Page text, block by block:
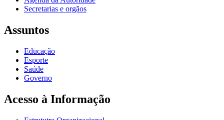
Secretarias e orgãos
Assuntos
Educação
Esporte
Saúde
Governo
Acesso à Informação